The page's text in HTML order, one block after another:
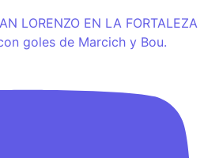
LORENZO EN LA FORTALEZA
goles de Marcich y Bou.